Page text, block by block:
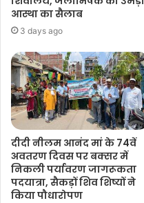
आस्था का सैलाब
3 days ago
दीदी नीलम आनंद मां के 74वें
अवतरण दिवस पर बक्सर में
निकली पर्यावरण जागरूकता
पदयात्रा, सैकड़ों शिव शिष्यों ने
किया पौधारोपण